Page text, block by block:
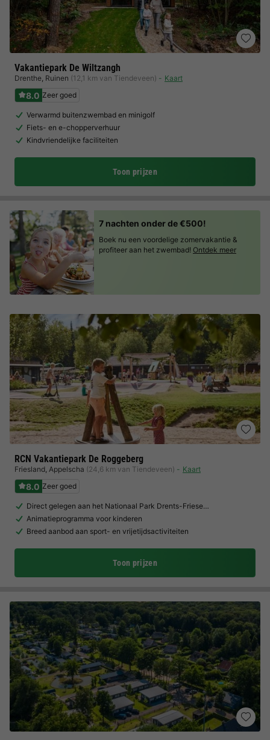
Vakantiepark De Wiltzangh
Drenthe, Ruinen (12,1 km van Tiendeveen) Kaart
8.0 Zeer goed
Verwarmd buitenzwembad en minigolf
Fiets- en e-chopperverhuur
Kindvriendelijke faciliteiten
Toon prijzen
RCN Vakantiepark De Roggeberg
Friesland, Appelscha (24,6 km van Tiendeveen) Kaart
8.0 Zeer goed
Direct gelegen aan het Nationaal Park Drents-Friese…
Animatieprogramma voor kinderen
Breed aanbod aan sport- en vrijetijdsactiviteiten
Toon prijzen
7 nachten onder de €500!
Boek nu een voordelige zomervakantie &
profiteer aan het zwembad! Ontdek meer